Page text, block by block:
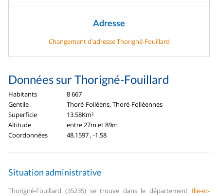
Adresse
Changement d'adresse Thorigné-Fouillard
Données sur Thorigné-Fouillard
Habitants
8 667
Gentile
Thoré-Folléens, Thoré-Folléennes
Superficie
13.58Km²
Altitude
entre 27m et 89m
Coordonnées
48.1597 , -1.58
Situation administrative
Thorigné-Fouillard (35235) se trouve dans le département Ille-et-